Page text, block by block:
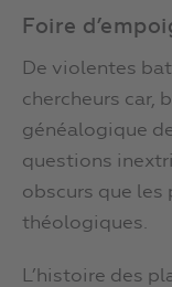
Foire
De violentes
chercheurs car,
généalogique
questions
obscurs que les
théologiques.
L’histoire des